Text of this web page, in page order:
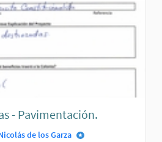
- Pavimentación.
de los Garza